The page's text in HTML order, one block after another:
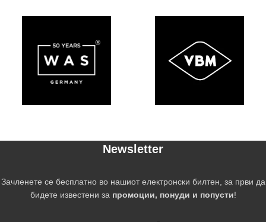
Newsletter
Зачленете се бесплатно во нашиот електронски билтен, за први да
бидете известени за промоции, понуди и попусти!